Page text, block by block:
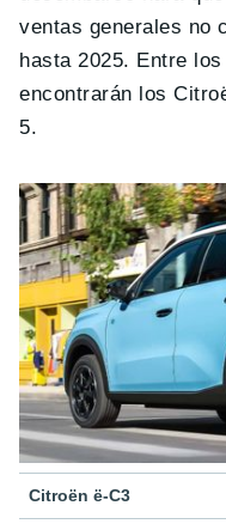
ventas generales no
hasta 2025. Entre
encontrarán los
5.
Citroën ë-C3